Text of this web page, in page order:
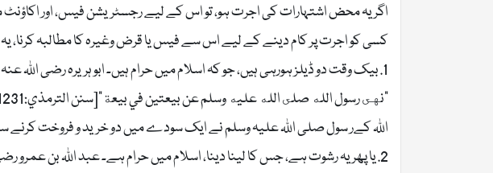
اگر یہ محض اشتہارات کی اجرت ہو، تو اس کے لیے رجسٹریشن فیس، اور
کسی کو اجرت پر کام دینے کے لیے اس سے فیس یا قرض وغیرہ کا مطالبہ کرنا،
1. بیک وقت دو ڈیلز ہورہی ہیں، جو کہ اسلام میں حرام ہیں۔ ابو ہریرہ رضی اللہ عنہ فرماتے ہیں:
“نهى رسول الله صلى الله عليه وسلم عن بيعتين في بيعة”[سنن الترمذي:1231]
اللہ کےر سول صلی اللہ علیہ وسلم نے ایک سودے میں دو خرید و فروخت کرنے
2. یا پھر یہ رشوت ہے، جس کا لینا دینا، اسلام میں حرام ہے۔ عبد اللہ بن عمرو رضی اللہ عنہ بیان کرتے ہیں: